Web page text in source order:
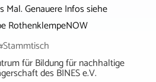
Mal. Genauere Infos siehe
RothenklempeNOW
für Bildung für nachhaltige
des BINES e.V.